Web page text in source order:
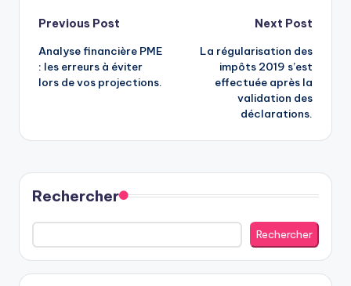
Post
navigation
Previous Post
Analyse financière PME
: les erreurs à éviter
lors de vos projections.
Next Post
La régularisation des
impôts 2019 s’est
effectuée après la
validation des
déclarations.
Rechercher
Rechercher